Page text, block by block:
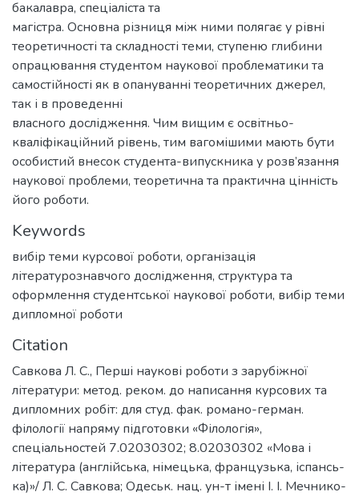
бакалавра, спеціаліста та
магістра. Основна різниця між ними полягає у рівні
теоретичності та складності теми, ступеню глибини
опрацювання студентом наукової проблематики та
самостійності як в опануванні теоретичних джерел,
так і в проведенні
власного дослідження. Чим вищим є освітньо-
кваліфікаційний рівень, тим вагомішими мають бути
особистий внесок студента-випускника у розв’язання
наукової проблеми, теоретична та практична цінність
його роботи.
Keywords
вибір теми курсової роботи, організація
літературознавчого дослідження, структура та
оформлення студентської наукової роботи, вибір теми
дипломної роботи
Citation
Савкова Л. С., Перші наукові роботи з зарубіжної
літератури: метод. реком. до написання курсових та
дипломних робіт: для студ. фак. романо-герман.
філології напряму підготовки «Філологія»,
спеціальностей 7.02030302; 8.02030302 «Мова і
література (англійська, німецька, французька, іспансь-
ка)»/ Л. С. Савкова; Одеськ. нац. ун-т імені І. І. Мечнико-